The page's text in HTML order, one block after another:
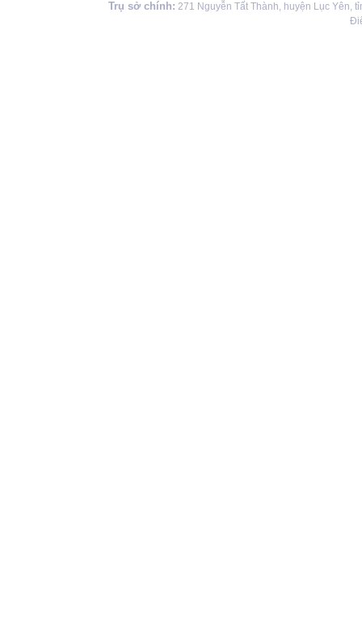
Trụ sở chính: 271 Nguyễn Tất Thành, huyện Lục Yên,